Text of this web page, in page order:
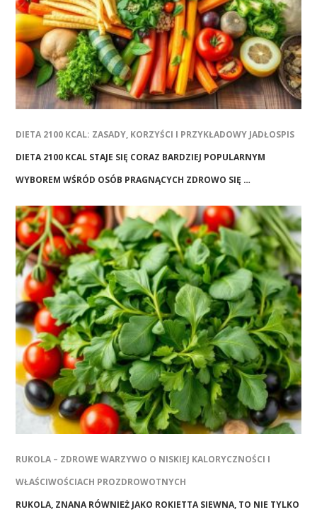
DIETA 2100 KCAL: ZASADY, KORZYŚCI I PRZYKŁADOWY JADŁOSPIS
DIETA 2100 KCAL STAJE SIĘ CORAZ BARDZIEJ POPULARNYM
WYBOREM WŚRÓD OSÓB PRAGNĄCYCH ZDROWO SIĘ …
RUKOLA – ZDROWE WARZYWO O NISKIEJ KALORYCZNOŚCI I
WŁAŚCIWOŚCIACH PROZDROWOTNYCH
RUKOLA, ZNANA RÓWNIEŻ JAKO ROKIETTA SIEWNA, TO NIE TYLKO